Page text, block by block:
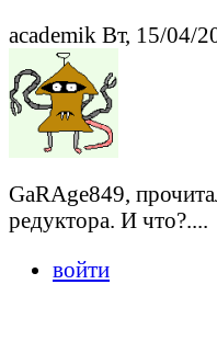
academik Вт, 15/04/
GaRAge849,
редуктора. И что?....
войти